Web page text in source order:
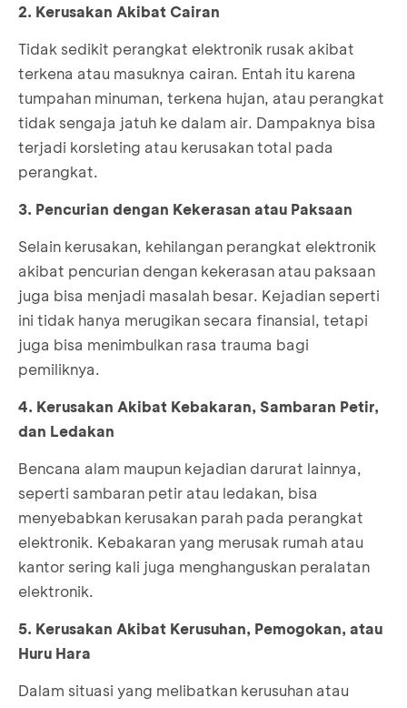
2. Kerusakan Akibat Cairan
Tidak sedikit perangkat elektronik rusak akibat
terkena atau masuknya cairan. Entah itu karena
tumpahan minuman, terkena hujan, atau perangkat
tidak sengaja jatuh ke dalam air. Dampaknya bisa
terjadi korsleting atau kerusakan total pada
perangkat.
3. Pencurian dengan Kekerasan atau Paksaan
Selain kerusakan, kehilangan perangkat elektronik
akibat pencurian dengan kekerasan atau paksaan
juga bisa menjadi masalah besar. Kejadian seperti
ini tidak hanya merugikan secara finansial, tetapi
juga bisa menimbulkan rasa trauma bagi
pemiliknya.
4. Kerusakan Akibat Kebakaran, Sambaran Petir,
dan Ledakan
Bencana alam maupun kejadian darurat lainnya,
seperti sambaran petir atau ledakan, bisa
menyebabkan kerusakan parah pada perangkat
elektronik. Kebakaran yang merusak rumah atau
kantor sering kali juga menghanguskan peralatan
elektronik.
5. Kerusakan Akibat Kerusuhan, Pemogokan, atau
Huru Hara
Dalam situasi yang melibatkan kerusuhan atau